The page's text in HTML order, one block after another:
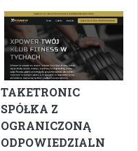
TAKETRONIC
SPÓŁKA Z
OGRANICZONĄ
ODPOWIEDZIALN